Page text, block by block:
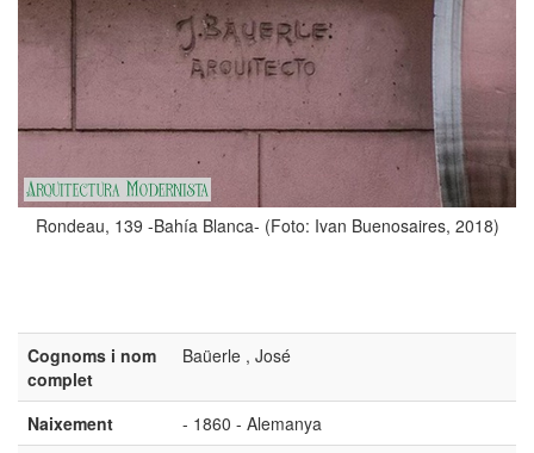
Rondeau, 139 -Bahía Blanca- (Foto: Ivan Buenosaires, 2018)
Cognoms i nom
complet
Baüerle , José
Naixement
- 1860 - Alemanya